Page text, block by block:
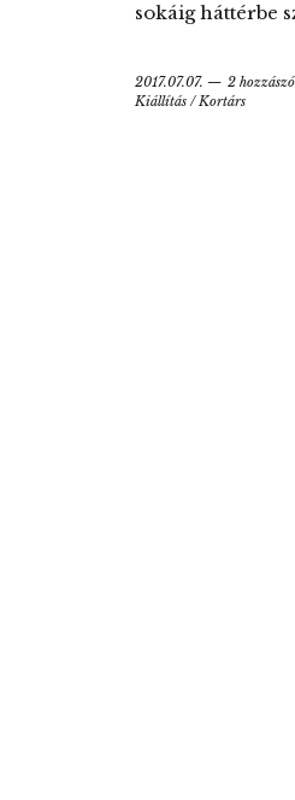
sokáig háttérbe
2017.07.07.
2
Kiállítás /Kortárs